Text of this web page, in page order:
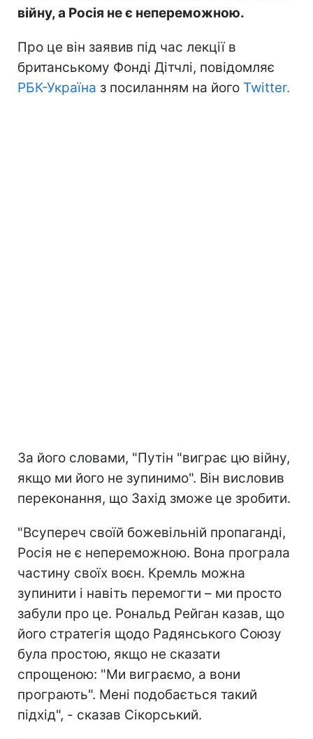
війну, а Росія не є непереможною.
Про це він заявив під час лекції в
британському Фонді Дітчлі, повідомляє
РБК-Україна з посиланням на його Twitter.
За його словами, "Путін "виграє цю війну,
якщо ми його не зупинимо". Він висловив
переконання, що Захід зможе це зробити.
"Всупереч своїй божевільній пропаганді,
Росія не є непереможною. Вона програла
частину своїх воєн. Кремль можна
зупинити і навіть перемогти – ми просто
забули про це. Рональд Рейган казав, що
його стратегія щодо Радянського Союзу
була простою, якщо не сказати
спрощеною: "Ми виграємо, а вони
програють". Мені подобається такий
підхід", - сказав Сікорський.